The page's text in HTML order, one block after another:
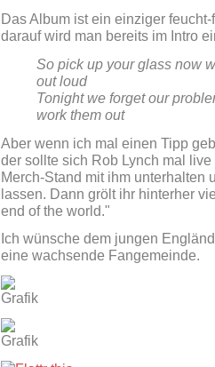
Das Album ist ein einziger
darauf wird man bereits im Intro
So pick up your glass now
out loud
Tonight we forget our
work them out
Aber wenn ich mal einen Tipp
der sollte sich Rob Lynch mal
Merch-Stand mit ihm unterhalten
lassen. Dann grölt ihr hinterher
end of the world."
Ich wünsche dem jungen
eine wachsende Fangemeinde.